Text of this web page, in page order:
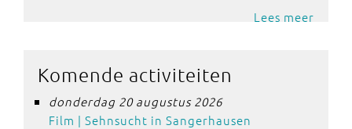
Lees meer
Komende activiteiten
donderdag 20 augustus 2026
Film | Sehnsucht in Sangerhausen